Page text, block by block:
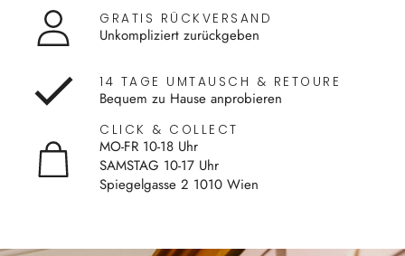
GRATIS RÜCKVERSAND
Unkompliziert zurückgeben
14 TAGE UMTAUSCH & RETOURE
Bequem zu Hause anprobieren
CLICK & COLLECT
MO-FR 10-18 Uhr
SAMSTAG 10-17 Uhr
Spiegelgasse 2 1010 Wien